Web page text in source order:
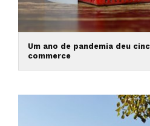
Um ano de pandemia deu
commerce